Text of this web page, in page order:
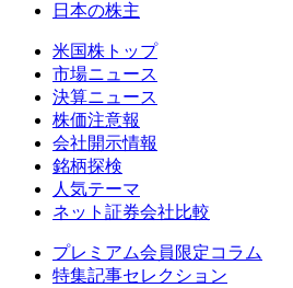
日本の株主
米国株トップ
市場ニュース
決算ニュース
株価注意報
会社開示情報
銘柄探検
人気テーマ
ネット証券会社比較
プレミアム会員限定コラム
特集記事セレクション